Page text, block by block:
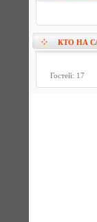
КТО НА
Гостей: 17